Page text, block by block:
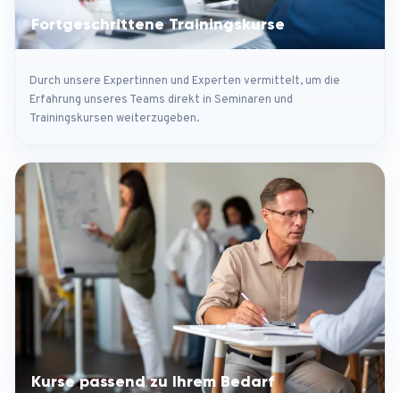
Fortgeschrittene Trainingskurse
Durch unsere Expertinnen und Experten vermittelt, um die
Erfahrung unseres Teams direkt in Seminaren und
Trainingskursen weiterzugeben.
Kurse passend zu Ihrem Bedarf